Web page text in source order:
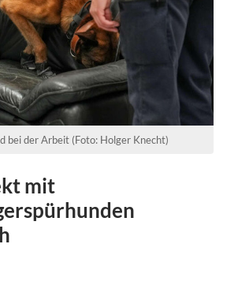
bei der Arbeit (Foto: Holger Knecht)
mit